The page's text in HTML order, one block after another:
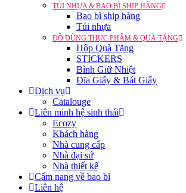
TÚI NHỰA & BAO BÌ SHIP HÀNG
Bao bì ship hàng
Túi nhựa
ĐỒ DÙNG THỰC PHẨM & QUÀ TẶNG
Hộp Quà Tặng
STICKERS
Bình Giữ Nhiệt
Đĩa Giấy & Bát Giấy
Dịch vụ
Catalouge
Liên minh hệ sinh thái
Ecozy
Khách hàng
Nhà cung cấp
Nhà đại sứ
Nhà thiết kế
Cẩm nang về bao bì
Liên hệ